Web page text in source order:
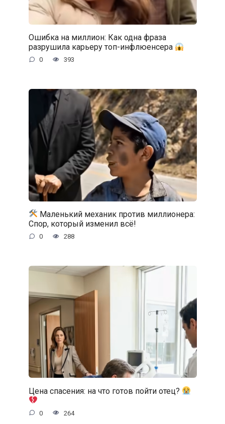
Ошибка на миллион: Как одна фраза
разрушила карьеру топ-инфлюенсера
0 393
Маленький механик против миллионера:
Спор, который изменил всё!
0 288
Цена спасения: на что готов пойти отец?
0 264